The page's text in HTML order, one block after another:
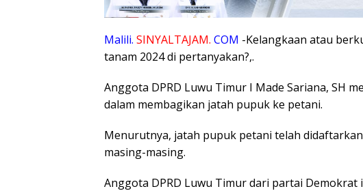
Malili. SINYALTAJAM. COM -Kelangkaan atau
tanam 2024 di pertanyakan?,.
Anggota DPRD Luwu Timur I Made Sariana, SH
dalam membagikan jatah pupuk ke petani.
Menurutnya, jatah pupuk petani telah
masing-masing.
Anggota DPRD Luwu Timur dari partai